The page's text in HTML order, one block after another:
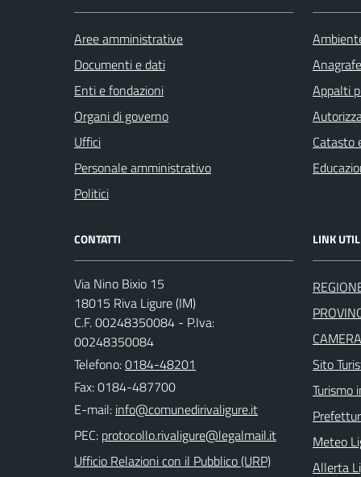
Aree amministrative
Documenti e dati
Enti e fondazioni
Organi di governo
Uffici
Personale amministrativo
Politici
Appalti
Catasto
CONTATTI
Via Nino Bixio 15
18015 Riva Ligure (IM)
C.F. 00248350084 - P.Iva:
00248350084
Telefono:0184-48201
Fax: 0184-487700
E-mail:
PEC:
Ufficio Relazioni con il Pubblico (URP)
LINK
Sito
Turismo
Meteo
Allerta